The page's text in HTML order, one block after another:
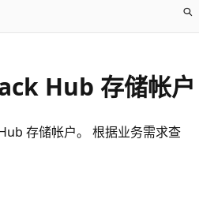
Hub 存储帐户
存储帐户。 根据业务需求查